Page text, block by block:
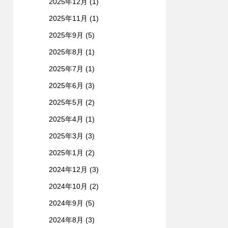
2025年11月 (1)
2025年9月 (5)
2025年8月 (1)
2025年7月 (1)
2025年6月 (3)
2025年5月 (2)
2025年4月 (1)
2025年3月 (3)
2025年1月 (2)
2024年12月 (3)
2024年10月 (2)
2024年9月 (5)
2024年8月 (3)